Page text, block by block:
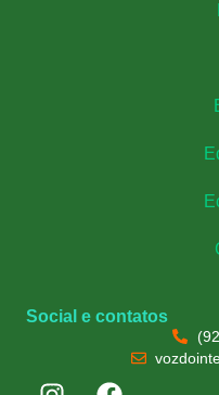
Social e contatos